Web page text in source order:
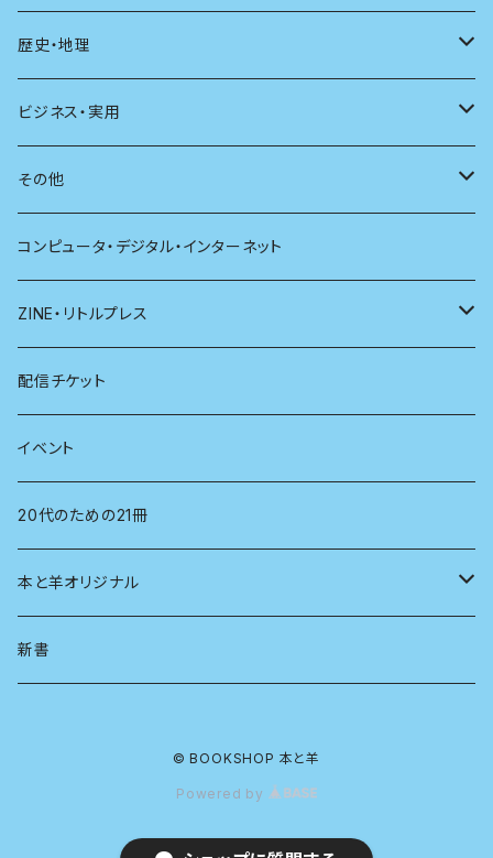
現代思想
新潮
別冊太陽
自然
科学
社会
哲学
医学
看護学
心理学
経営学
言語学
法律
人類学
電子版（EPub）
電子版（PDF）
歴史・地理
歴史
地理
ビジネス・実用
雷鳥社辞典シリーズ
その他
珈琲
雑貨
コンピュータ・デジタル・インターネット
ZINE・リトルプレス
電子版（EPub）
電子版（PDF）
配信チケット
イベント
20代のための21冊
本と羊オリジナル
アロマスプレー
新書
© BOOKSHOP 本と羊
Powered by